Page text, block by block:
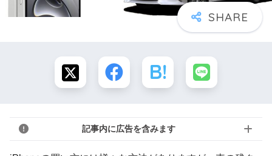
記事内に広告を含みます